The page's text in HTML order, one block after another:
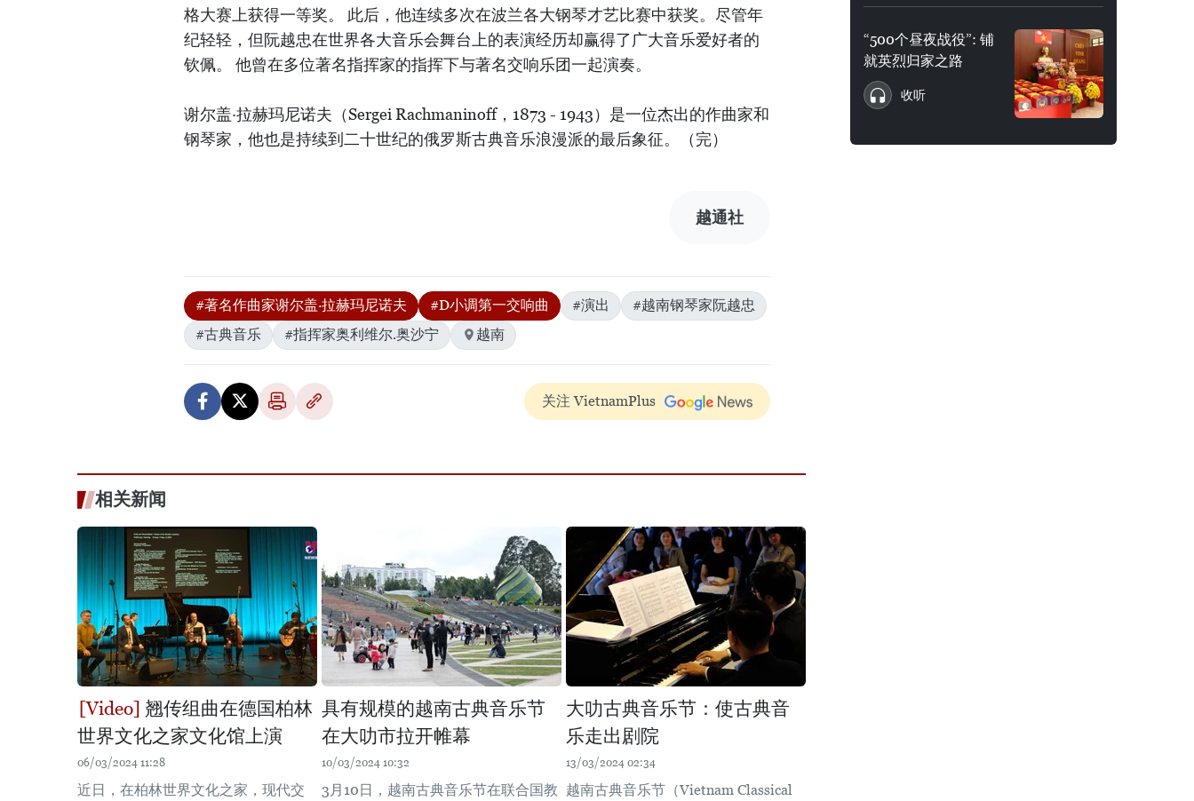
格大赛上获得一等奖。 此后，他连续多次在波兰各大钢琴才艺比赛中获奖。尽管年
纪轻轻，但阮越忠在世界各大音乐会舞台上的表演经历却赢得了广大音乐爱好者的
钦佩。 他曾在多位著名指挥家的指挥下与著名交响乐团一起演奏。
谢尔盖·拉赫玛尼诺夫（Sergei Rachmaninoff，1873 - 1943）是一位杰出的作曲家和
钢琴家，他也是持续到二十世纪的俄罗斯古典音乐浪漫派的最后象征。（完）
越通社
#著名作曲家谢尔盖·拉赫玛尼诺夫 #D小调第一交响曲 #演出
#越南钢琴家阮越忠
#古典音乐
#指挥家奥利维尔.奥沙宁 越南
关注 VietnamPlus
相关新闻
翘传组曲在德国柏林
世界文化之家文化馆上演
06/03/2024 11:28
近日，在柏林世界文化之家，现代交
具有规模的越南古典音乐节
在大叻市拉开帷幕
10/03/2024 10:32
3月10日，越南古典音乐节在联合国教
大叻古典音乐节：使古典音
乐走出剧院
13/03/2024 02:34
越南古典音乐节（Vietnam Classical
“500个昼夜战役”: 铺
就英烈归家之路
收听